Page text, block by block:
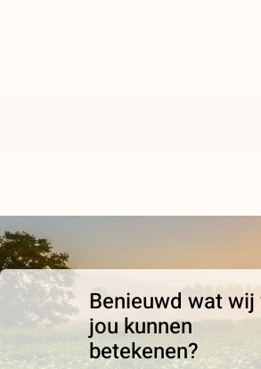
Benieuwd wat
jou kunnen
betekenen?